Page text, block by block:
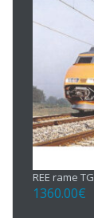
REE rame
1360.00€